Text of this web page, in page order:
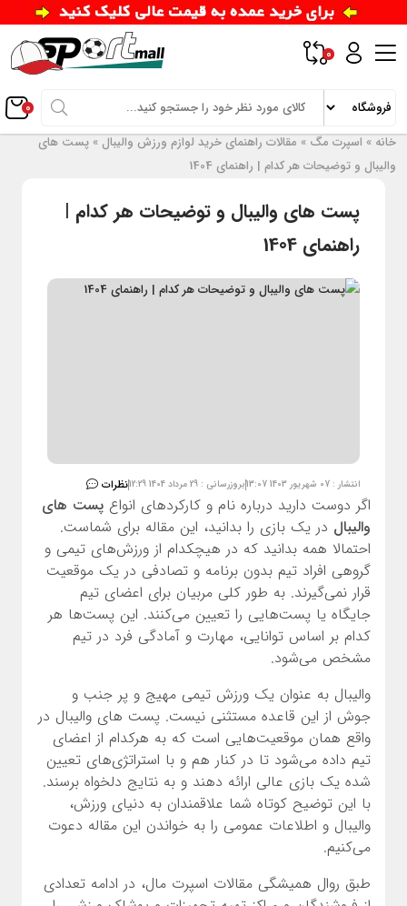
0
0
خانه » اسپرت مگ » مقالات راهنمای خرید لوازم ورزش والیبال »پست های
والیبال و توضیحات هر کدام | راهنمای 1404
پست های والیبال و توضیحات هر کدام |
راهنمای 1404
انتشار : 07 شهریور 1403 13:07 بروزرسانی : 29 مرداد 1404 12:29 نظرات
اگر دوست دارید درباره نام و کارکردهای انواع پست های
والیبال در یک بازی را بدانید، این مقاله برای شماست.
احتمالا همه بدانید که در هیچکدام از ورزش‌های تیمی و
گروهی افراد تیم بدون برنامه و تصادفی در یک موقعیت
قرار نمی‌گیرند. به طور کلی مربیان برای اعضای تیم
جایگاه یا پست‌هایی را تعیین می‌کنند. این پست‌ها هر
کدام بر اساس توانایی، مهارت و آمادگی فرد در تیم
مشخص می‌شود.
والیبال به عنوان یک ورزش تیمی مهیج و پر جنب و
جوش از این قاعده مستثنی نیست. پست های والیبال در
واقع همان موقعیت‌هایی است که به هرکدام از اعضای
تیم داده می‌شود تا در کنار هم و با استراتژی‌های تعیین
شده یک بازی عالی ارائه دهند و به نتایج دلخواه برسند.
با این توضیح کوتاه شما علاقمندان به دنیای ورزش،
والیبال و اطلاعات عمومی را به خواندن این مقاله دعوت
می‌کنیم.
طبق روال همیشگی مقالات اسپرت مال، در ادامه تعدادی